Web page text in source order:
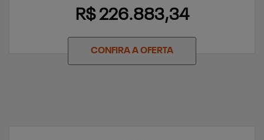
R$ 226.883,34
CONFIRA A OFERTA